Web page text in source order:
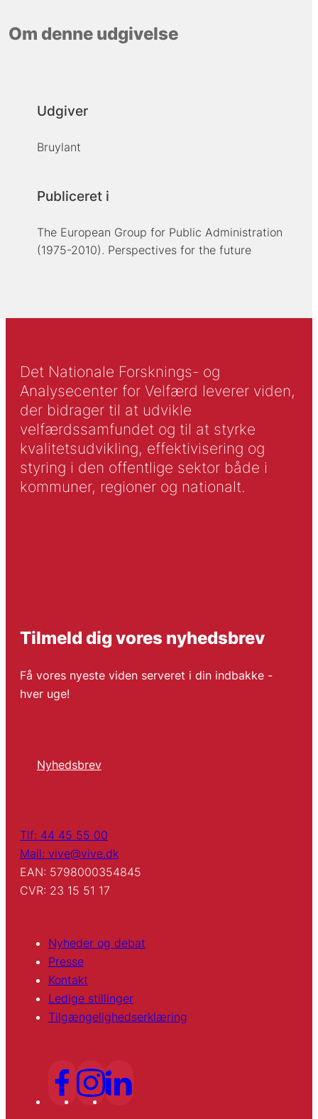
Om denne udgivelse
Udgiver
Bruylant
Publiceret i
The European Group for Public Administration
(1975-2010). Perspectives for the future
Det Nationale Forsknings- og
Analysecenter for Velfærd leverer viden,
der bidrager til at udvikle
velfærdssamfundet og til at styrke
kvalitetsudvikling, effektivisering og
styring i den offentlige sektor både i
kommuner, regioner og nationalt.
Tilmeld dig vores nyhedsbrev
Få vores nyeste viden serveret i din indbakke -
hver uge!
Nyhedsbrev
Tlf: 44 45 55 00
Mail: vive@vive.dk
EAN: 5798000354845
CVR: 23 15 51 17
Nyheder og debat
Presse
Kontakt
Ledige stillinger
Tilgængelighedserklæring